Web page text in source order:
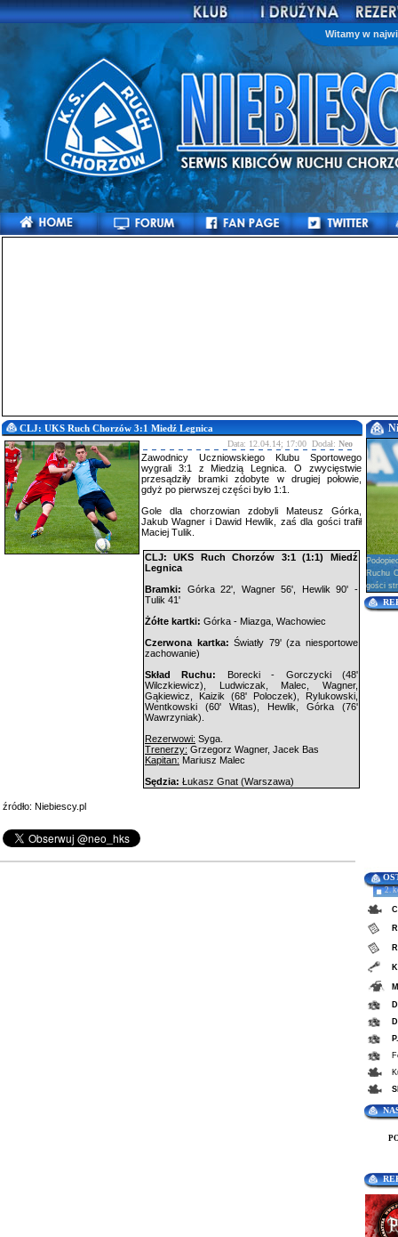
Witamy w
CLJ: UKS Ruch Chorzów 3:1 Miedź Legnica
Data: 12.04.14; 17:00 Dodał: Neo
Zawodnicy Uczniowskiego Klubu Sportowego
wygrali 3:1 z Miedzią Legnica. O zwycięstwie
przesądziły bramki zdobyte w drugiej połowie,
gdyż po pierwszej części było 1:1.
Gole dla chorzowian zdobyli Mateusz Górka,
Jakub Wagner i Dawid Hewlik, zaś dla gości trafił
Maciej Tulik.
CLJ: UKS Ruch Chorzów 3:1 (1:1) Miedź
Legnica
Bramki: Górka 22', Wagner 56', Hewlik 90' -
Tulik 41'
Żółte kartki: Górka - Miazga, Wachowiec
Czerwona kartka: Światły 79' (za niesportowe
zachowanie)
Skład Ruchu:
Borecki - Gorczycki (48'
Wilczkiewicz), Ludwiczak, Malec, Wagner,
Gąkiewicz, Kaizik (68' Poloczek), Rylukowski,
Wentkowski (60' Witas), Hewlik, Górka (76'
Wawrzyniak).
Rezerwowi: Syga.
Trenerzy: Grzegorz Wagner, Jacek Bas
Kapitan: Mariusz Malec
Sędzia: Łukasz Gnat (Warszawa)
źródło: Niebiescy.pl
Ruchu
gości
2.